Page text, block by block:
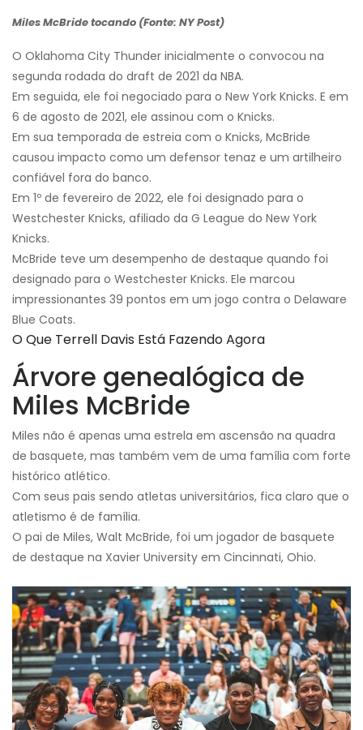
Miles McBride tocando (Fonte: NY Post)
O Oklahoma City Thunder inicialmente o convocou na
segunda rodada do draft de 2021 da NBA.
Em seguida, ele foi negociado para o New York Knicks. E em
6 de agosto de 2021, ele assinou com o Knicks.
Em sua temporada de estreia com o Knicks, McBride
causou impacto como um defensor tenaz e um artilheiro
confiável fora do banco.
Em 1º de fevereiro de 2022, ele foi designado para o
Westchester Knicks, afiliado da G League do New York
Knicks.
McBride teve um desempenho de destaque quando foi
designado para o Westchester Knicks. Ele marcou
impressionantes 39 pontos em um jogo contra o Delaware
Blue Coats.
O Que Terrell Davis Está Fazendo Agora
Árvore genealógica de
Miles McBride
Miles não é apenas uma estrela em ascensão na quadra
de basquete, mas também vem de uma família com forte
histórico atlético.
Com seus pais sendo atletas universitários, fica claro que o
atletismo é de família.
O pai de Miles, Walt McBride, foi um jogador de basquete
de destaque na Xavier University em Cincinnati, Ohio.